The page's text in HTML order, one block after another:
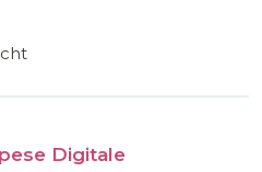
Digitale